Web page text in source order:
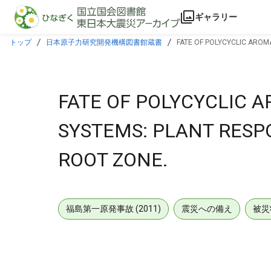
本文に飛ぶ
ギャラリー
トップ 日本原子力研究開発機構図書館蔵書 FATE OF POLYCYCLIC
FATE OF POLYCYCLIC
SYSTEMS: PLANT
ROOT ZONE.
福島第一原発事故 (2011) 震災への備え 被災